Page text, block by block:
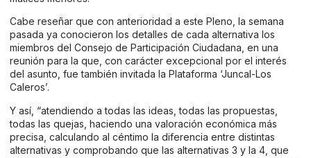
Cabe reseñar que con anterioridad a este Pleno, la semana
pasada ya conocieron los detalles de cada alternativa los
miembros del Consejo de Participación Ciudadana, en una
reunión para la que, con carácter excepcional por el interés
del asunto, fue también invitada la Plataforma ‘Juncal-Los
Caleros’.
Y así, “atendiendo a todas las ideas, todas las propuestas,
todas las quejas, haciendo una valoración económica más
precisa, calculando al céntimo la diferencia entre distintas
alternativas y comprobando que las alternativas 3 y la 4, que